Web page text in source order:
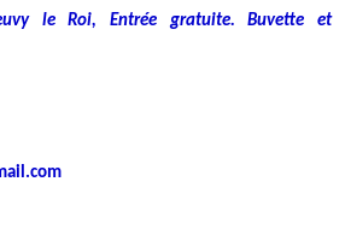
le Roi, Entrée gratuite. Buvette et